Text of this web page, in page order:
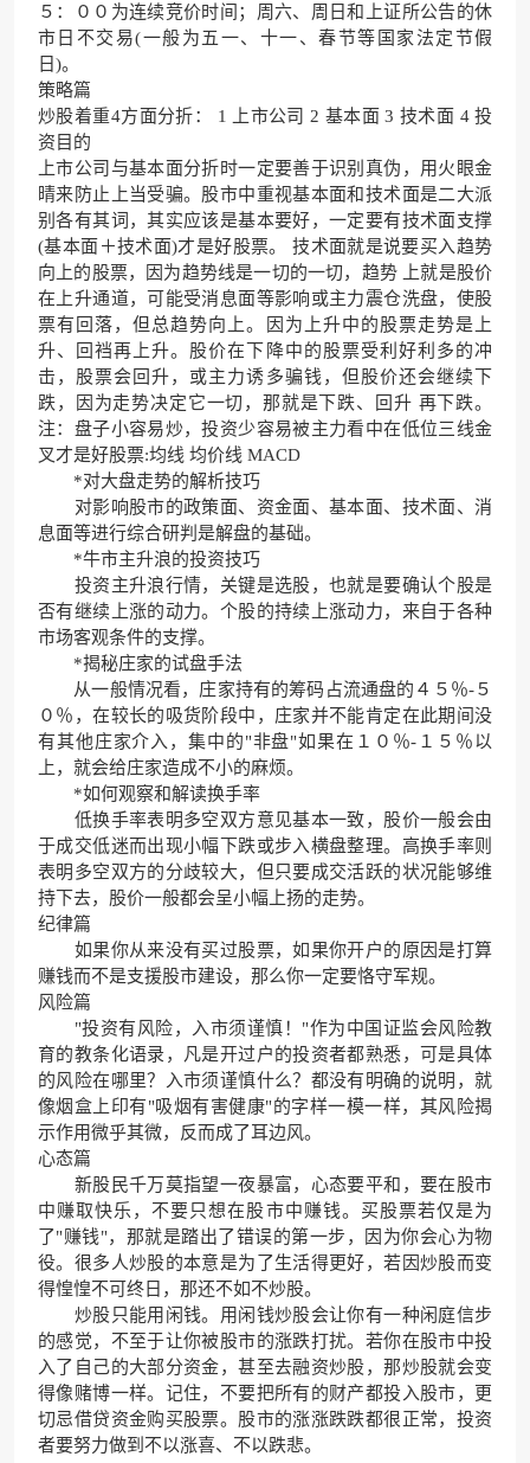
５：００为连续竞价时间；周六、周日和上证所公告的休
市日不交易(一般为五一、十一、春节等国家法定节假
日)。
策略篇
炒股着重4方面分折： 1 上市公司 2 基本面 3 技术面 4 投
资目的
上市公司与基本面分折时一定要善于识别真伪，用火眼金
晴来防止上当受骗。股市中重视基本面和技术面是二大派
别各有其词，其实应该是基本要好，一定要有技术面支撑
(基本面＋技术面)才是好股票。 技术面就是说要买入趋势
向上的股票，因为趋势线是一切的一切，趋势 上就是股价
在上升通道，可能受消息面等影响或主力震仓洗盘，使股
票有回落，但总趋势向上。因为上升中的股票走势是上
升、回裆再上升。股价在下降中的股票受利好利多的冲
击，股票会回升，或主力诱多骗钱，但股价还会继续下
跌，因为走势决定它一切，那就是下跌、回升 再下跌。
注：盘子小容易炒，投资少容易被主力看中在低位三线金
叉才是好股票:均线 均价线 MACD
*对大盘走势的解析技巧
对影响股市的政策面、资金面、基本面、技术面、消
息面等进行综合研判是解盘的基础。
*牛市主升浪的投资技巧
投资主升浪行情，关键是选股，也就是要确认个股是
否有继续上涨的动力。个股的持续上涨动力，来自于各种
市场客观条件的支撑。
*揭秘庄家的试盘手法
从一般情况看，庄家持有的筹码占流通盘的４５％-５
０％，在较长的吸货阶段中，庄家并不能肯定在此期间没
有其他庄家介入，集中的"非盘"如果在１０％-１５％以
上，就会给庄家造成不小的麻烦。
*如何观察和解读换手率
低换手率表明多空双方意见基本一致，股价一般会由
于成交低迷而出现小幅下跌或步入横盘整理。高换手率则
表明多空双方的分歧较大，但只要成交活跃的状况能够维
持下去，股价一般都会呈小幅上扬的走势。
纪律篇
如果你从来没有买过股票，如果你开户的原因是打算
赚钱而不是支援股市建设，那么你一定要恪守军规。
风险篇
"投资有风险，入市须谨慎！"作为中国证监会风险教
育的教条化语录，凡是开过户的投资者都熟悉，可是具体
的风险在哪里？入市须谨慎什么？都没有明确的说明，就
像烟盒上印有"吸烟有害健康"的字样一模一样，其风险揭
示作用微乎其微，反而成了耳边风。
心态篇
新股民千万莫指望一夜暴富，心态要平和，要在股市
中赚取快乐，不要只想在股市中赚钱。买股票若仅是为
了"赚钱"，那就是踏出了错误的第一步，因为你会心为物
役。很多人炒股的本意是为了生活得更好，若因炒股而变
得惶惶不可终日，那还不如不炒股。
炒股只能用闲钱。用闲钱炒股会让你有一种闲庭信步
的感觉，不至于让你被股市的涨跌打扰。若你在股市中投
入了自己的大部分资金，甚至去融资炒股，那炒股就会变
得像赌博一样。记住，不要把所有的财产都投入股市，更
切忌借贷资金购买股票。股市的涨涨跌跌都很正常，投资
者要努力做到不以涨喜、不以跌悲。